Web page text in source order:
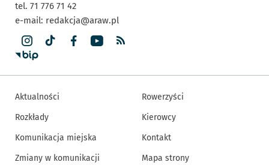
tel. 71 776 71 42
e-mail: redakcja@araw.pl
Aktualności
Rozkłady
Komunikacja miejska
Zmiany w komunikacji
Rowerzyści
Kierowcy
Kontakt
Mapa strony